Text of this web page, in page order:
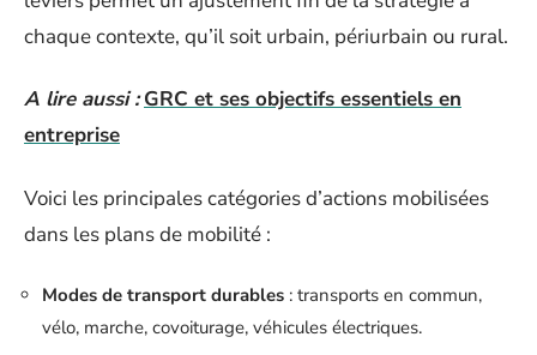
chaque contexte, qu’il soit urbain, périurbain ou rural.
A lire aussi : GRC et ses objectifs essentiels en
entreprise
Voici les principales catégories d’actions mobilisées
dans les plans de mobilité :
Modes de transport durables : transports en commun,
vélo, marche, covoiturage, véhicules électriques.